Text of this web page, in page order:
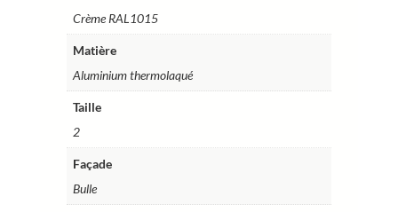
Crème RAL1015
Matière
Aluminium thermolaqué
Taille
2
Façade
Bulle